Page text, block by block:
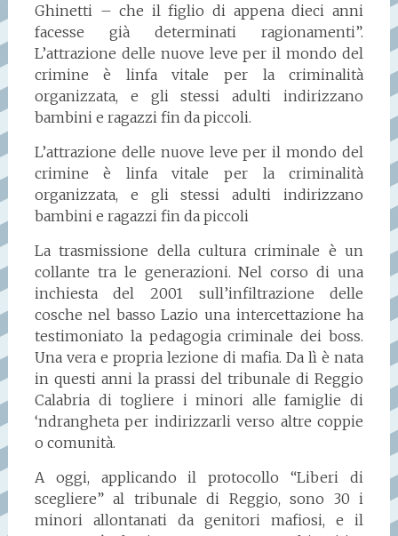
Ghinetti – che il figlio di appena dieci anni
facesse già determinati ragionamenti”.
L’attrazione delle nuove leve per il mondo del
crimine è linfa vitale per la criminalità
organizzata, e gli stessi adulti indirizzano
bambini e ragazzi fin da piccoli.
L’attrazione delle nuove leve per il mondo del
crimine è linfa vitale per la criminalità
organizzata, e gli stessi adulti indirizzano
bambini e ragazzi fin da piccoli
La trasmissione della cultura criminale è un
collante tra le generazioni. Nel corso di una
inchiesta del 2001 sull’infiltrazione delle
cosche nel basso Lazio una intercettazione ha
testimoniato la pedagogia criminale dei boss.
Una vera e propria lezione di mafia. Da lì è nata
in questi anni la prassi del tribunale di Reggio
Calabria di togliere i minori alle famiglie di
‘ndrangheta per indirizzarli verso altre coppie
o comunità.
A oggi, applicando il protocollo “Liberi di
scegliere” al tribunale di Reggio, sono 30 i
minori allontanati da genitori mafiosi, e il